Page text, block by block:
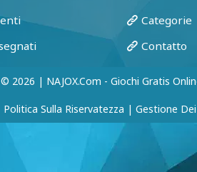
© 2026 | NAJOX.com - Giochi Gratis
Politica Sulla Riservatezza | Gestione